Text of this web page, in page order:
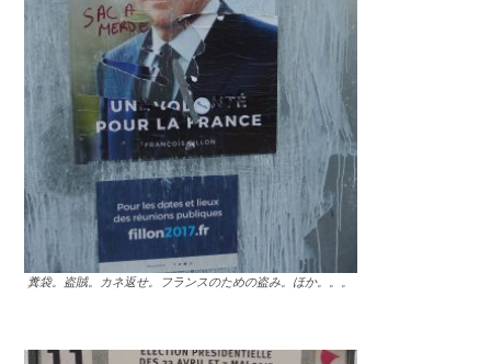
糞袋。盗賊。カネ返せ。フランスのための盗み。ほか。。。